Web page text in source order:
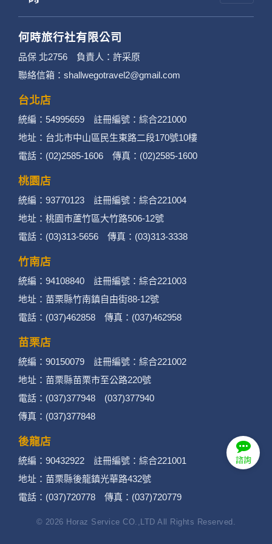
諮詢
何時旅行社有限公司
品保 北2756 負責人：許采原
聯絡信箱：shallwegotravel2@gmail.com
台北店
統編：54995659 註冊編號：綜合221000
地址：台北市中山區民生東路二段170號10樓
電話：(02)2585-1606 傳真：(02)2585-1600
桃園店
統編：93770123 註冊編號：綜合221004
地址：桃園市蘆竹區大竹路506-12號
電話：(03)313-5656 傳真：(03)313-3338
竹南店
統編：94108840 註冊編號：綜合221003
地址：苗栗縣竹南鎮自由街88-12號
電話：(037)462858 傳真：(037)462958
苗栗店
統編：90150079 註冊編號：綜合221002
地址：苗栗縣苗栗市至公路220號
電話：(037)377948 (037)377940
傳真：(037)377848
後龍店
統編：90432922 註冊編號：綜合221001
地址：苗栗縣後龍鎮光華路432號
電話：(037)720778 傳真：(037)720779
© 2026 Horaz Service CO.,LTD All Rights Reserved.